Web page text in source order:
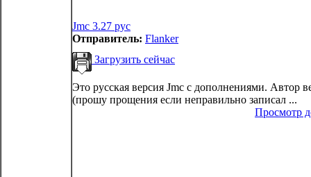
Jmc 3.27 рус
Отправитель: Flanker
Загрузить сейчас
Это русская версия Jmc с дополнениями. Автор
(прошу прощения если неправильно записал ...
Просмотр